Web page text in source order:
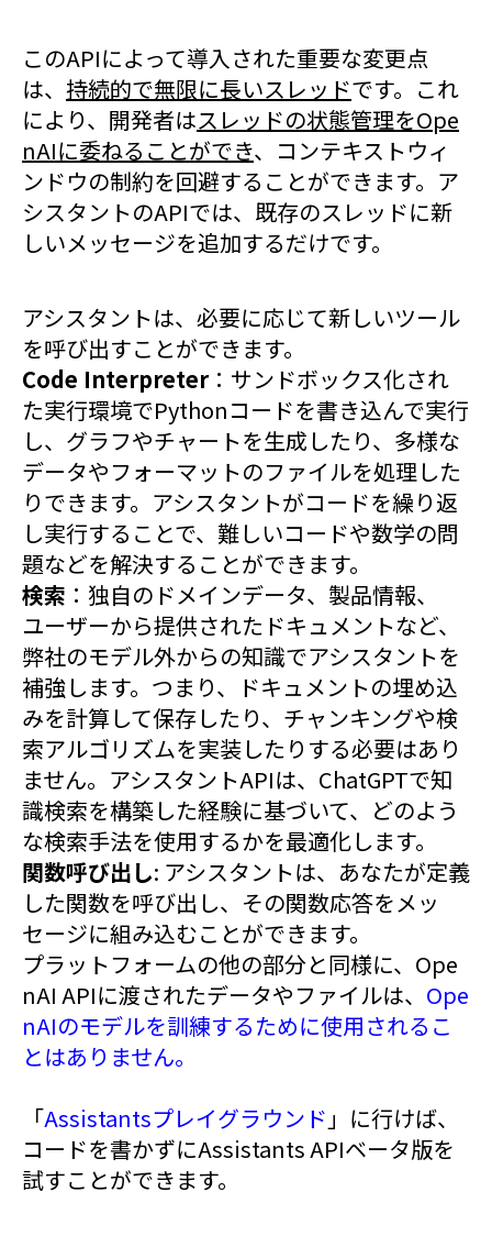
このAPIによって導入された重要な変更点
は、 持続的で無限に長いスレッドです。これ
により、開発者はスレッドの状態管理をOpe
nAIに委ねることができ、コンテキストウィ
ンドウの制約を回避することができます。ア
シスタントのAPIでは、既存のスレッドに新
しいメッセージを追加するだけです。
アシスタントは、必要に応じて新しいツール
を呼び出すことができます。
Code Interpreter：サンドボックス化され
た実行環境でPythonコードを書き込んで実行
し、グラフやチャートを生成したり、多様な
データやフォーマットのファイルを処理した
りできます。アシスタントがコードを繰り返
し実行することで、難しいコードや数学の問
題などを解決することができます。
検索 ：独自のドメインデータ、製品情報、
ユーザーから提供されたドキュメントなど、
弊社のモデル外からの知識でアシスタントを
補強します。つまり、ドキュメントの埋め込
みを計算して保存したり、チャンキングや検
索アルゴリズムを実装したりする必要はあり
ません。アシスタントAPIは、ChatGPTで知
識検索を構築した経験に基づいて、どのよう
な検索手法を使用するかを最適化します。
関数呼び出し: アシスタントは、あなたが定義
した関数を呼び出し、その関数応答をメッ
セージに組み込むことができます。
プラットフォームの他の部分と同様に、Ope
nAI APIに渡されたデータやファイルは、 Ope
nAIのモデルを訓練するために使用されるこ
とはありません。
「Assistantsプレイグラウンド 」に行けば、
コードを書かずにAssistants APIベータ版を
試すことができます。